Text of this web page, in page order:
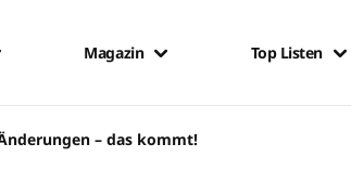
Magazin Top Listen
– das kommt!